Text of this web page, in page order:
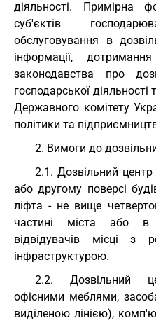
діяльності. Примірна
суб'єктів
обслуговування в
інформації,
законодавства про
господарської
Державного комітету
політики та
2. Вимоги до
2.1. Дозвільний
або другому поверсі
ліфта - не вище
частині міста або
відвідувачів місці з
інфраструктурою.
2.2. Дозвільний
офісними меблями,
виділеною лінією),